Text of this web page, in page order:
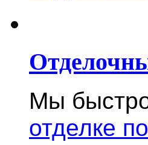
Мы
отделке